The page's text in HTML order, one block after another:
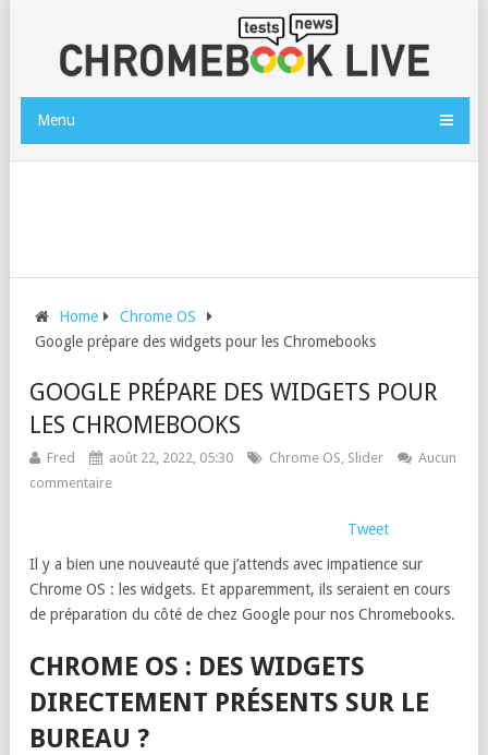
Menu
Home
Chrome OS
Google prépare des widgets pour les Chromebooks
GOOGLE PRÉPARE DES WIDGETS POUR
LES CHROMEBOOKS
Fred août 22, 2022, 05:30 Chrome OS, Slider
Aucun
commentaire
Tweet
Il y a bien une nouveauté que j’attends avec impatience sur
Chrome OS : les widgets. Et apparemment, ils seraient en cours
de préparation du côté de chez Google pour nos Chromebooks.
CHROME OS : DES WIDGETS
DIRECTEMENT PRÉSENTS SUR LE
BUREAU ?